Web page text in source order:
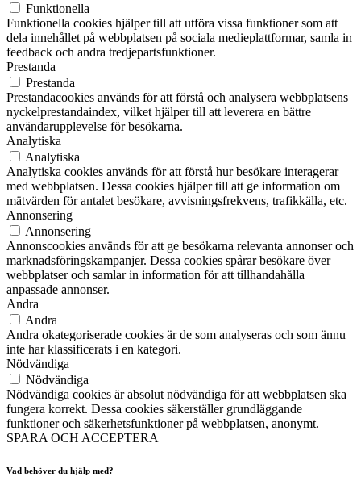
Funktionella
Funktionella cookies hjälper till att utföra vissa funktioner som att
dela innehållet på webbplatsen på sociala medieplattformar, samla in
feedback och andra tredjepartsfunktioner.
Prestanda
Prestanda
Prestandacookies används för att förstå och analysera webbplatsens
nyckelprestandaindex, vilket hjälper till att leverera en bättre
användarupplevelse för besökarna.
Analytiska
Analytiska
Analytiska cookies används för att förstå hur besökare interagerar
med webbplatsen. Dessa cookies hjälper till att ge information om
mätvärden för antalet besökare, avvisningsfrekvens, trafikkälla, etc.
Annonsering
Annonsering
Annonscookies används för att ge besökarna relevanta annonser och
marknadsföringskampanjer. Dessa cookies spårar besökare över
webbplatser och samlar in information för att tillhandahålla
anpassade annonser.
Andra
Andra
Andra okategoriserade cookies är de som analyseras och som ännu
inte har klassificerats i en kategori.
Nödvändiga
Nödvändiga
Nödvändiga cookies är absolut nödvändiga för att webbplatsen ska
fungera korrekt. Dessa cookies säkerställer grundläggande
funktioner och säkerhetsfunktioner på webbplatsen, anonymt.
SPARA OCH ACCEPTERA
Vad behöver du hjälp med?